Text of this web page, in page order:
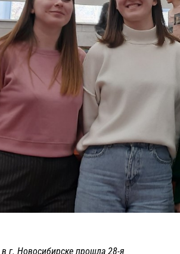
в г. Новосибирске прошла 28-я